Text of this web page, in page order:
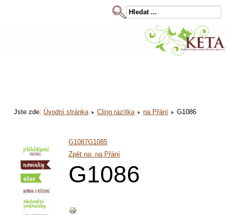
Jste zde: Úvodní stránka Cling razítka na Přání G1086
G1087G1085
Zpět na: na Přání
G1086